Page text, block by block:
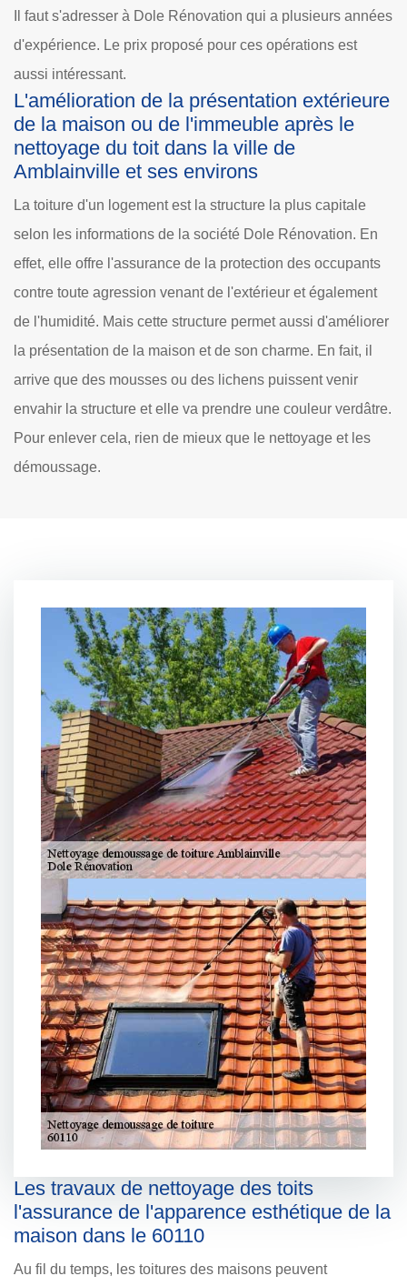
Il faut s'adresser à Dole Rénovation qui a plusieurs années
d'expérience. Le prix proposé pour ces opérations est
aussi intéressant.
L'amélioration de la présentation extérieure
de la maison ou de l'immeuble après le
nettoyage du toit dans la ville de
Amblainville et ses environs
La toiture d'un logement est la structure la plus capitale
selon les informations de la société Dole Rénovation. En
effet, elle offre l'assurance de la protection des occupants
contre toute agression venant de l'extérieur et également
de l'humidité. Mais cette structure permet aussi d'améliorer
la présentation de la maison et de son charme. En fait, il
arrive que des mousses ou des lichens puissent venir
envahir la structure et elle va prendre une couleur verdâtre.
Pour enlever cela, rien de mieux que le nettoyage et les
démoussage.
Les travaux de nettoyage des toits
l'assurance de l'apparence esthétique de la
maison dans le 60110
Au fil du temps, les toitures des maisons peuvent